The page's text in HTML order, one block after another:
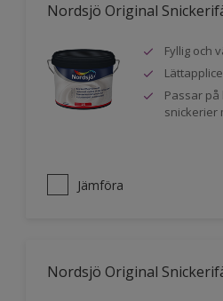
Nordsjö Original
Fyllig och
Passar på
snickerier
Jämföra
Nordsjö Original